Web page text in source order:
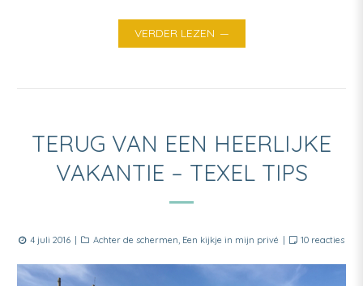
VERDER LEZEN
TERUG VAN EEN HEERLIJKE
VAKANTIE – TEXEL TIPS
Posted
4 juli 2016 Categories
Achter de schermen Een kijkje in mijn privé 10 reactiesop